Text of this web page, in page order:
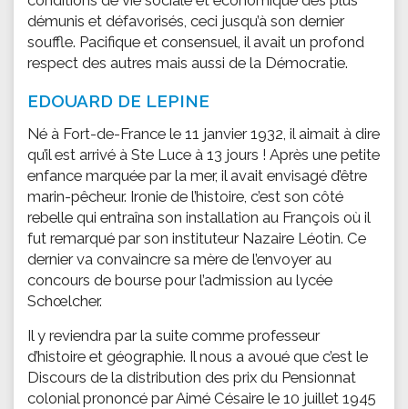
démunis et défavorisés, ceci jusqu’à son dernier
souffle. Pacifique et consensuel, il avait un profond
respect des autres mais aussi de la Démocratie.
EDOUARD DE LEPINE
Né à Fort-de-France le 11 janvier 1932, il aimait à dire
qu’il est arrivé à Ste Luce à 13 jours ! Après une petite
enfance marquée par la mer, il avait envisagé d’être
marin-pêcheur. Ironie de l’histoire, c’est son côté
rebelle qui entraîna son installation au François où il
fut remarqué par son instituteur Nazaire Léotin. Ce
dernier va convaincre sa mère de l’envoyer au
concours de bourse pour l’admission au lycée
Schœlcher.
Il y reviendra par la suite comme professeur
d’histoire et géographie. Il nous a avoué que c’est le
Discours de la distribution des prix du Pensionnat
colonial prononcé par Aimé Césaire le 10 juillet 1945